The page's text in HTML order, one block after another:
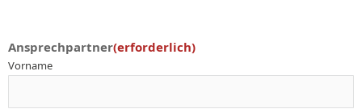
Ansprechpartner(erforderlich)
Vorname